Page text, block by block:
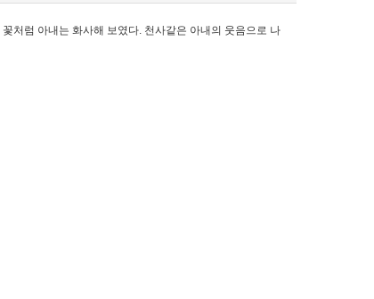
처럼 아내는 화사해 보였다. 천사같은 아내의 웃음으로 나